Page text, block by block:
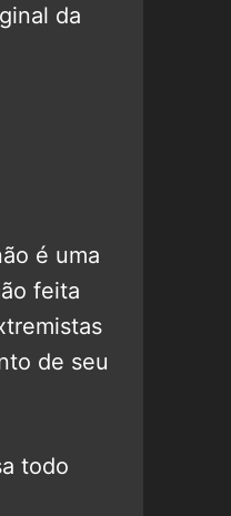
da
é uma
feita
de seu
todo